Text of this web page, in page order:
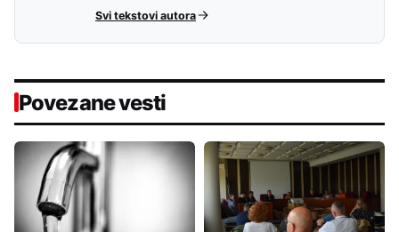
Svi tekstovi autora
Povezane vesti